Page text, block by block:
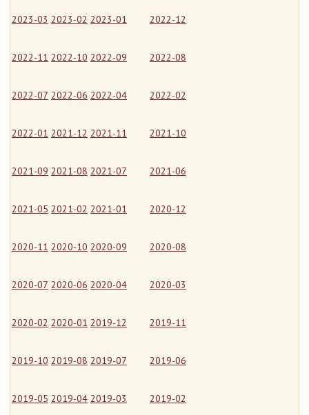
2023-03 2023-02 2023-01 2022-12
2022-11 2022-10 2022-09 2022-08
2022-07 2022-06 2022-04 2022-02
2022-01 2021-12 2021-11 2021-10
2021-09 2021-08 2021-07 2021-06
2021-05 2021-02 2021-01 2020-12
2020-11 2020-10 2020-09 2020-08
2020-07 2020-06 2020-04 2020-03
2020-02 2020-01 2019-12 2019-11
2019-10 2019-08 2019-07 2019-06
2019-05 2019-04 2019-03 2019-02